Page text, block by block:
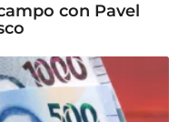
con Pavel